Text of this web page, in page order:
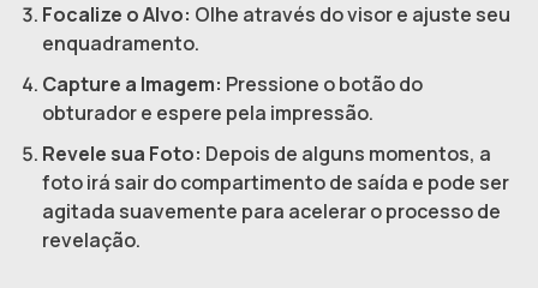
Focalize o Alvo: Olhe através do visor e ajuste seu
enquadramento.
Capture a Imagem: Pressione o botão do
obturador e espere pela impressão.
Revele sua Foto: Depois de alguns momentos, a
foto irá sair do compartimento de saída e pode ser
agitada suavemente para acelerar o processo de
revelação.